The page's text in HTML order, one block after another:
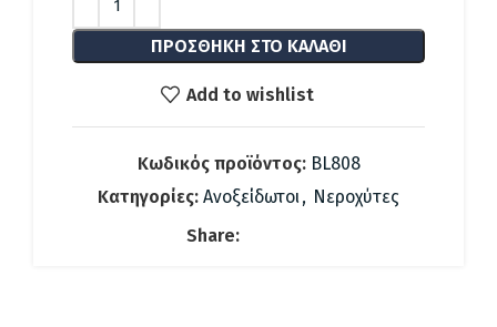
ΠΡΟΣΘΉΚΗ ΣΤΟ ΚΑΛΆΘΙ
Add to wishlist
Κωδικός προϊόντος: BL808
Κατηγορίες: Ανοξείδωτοι , Νεροχύτες
Share: